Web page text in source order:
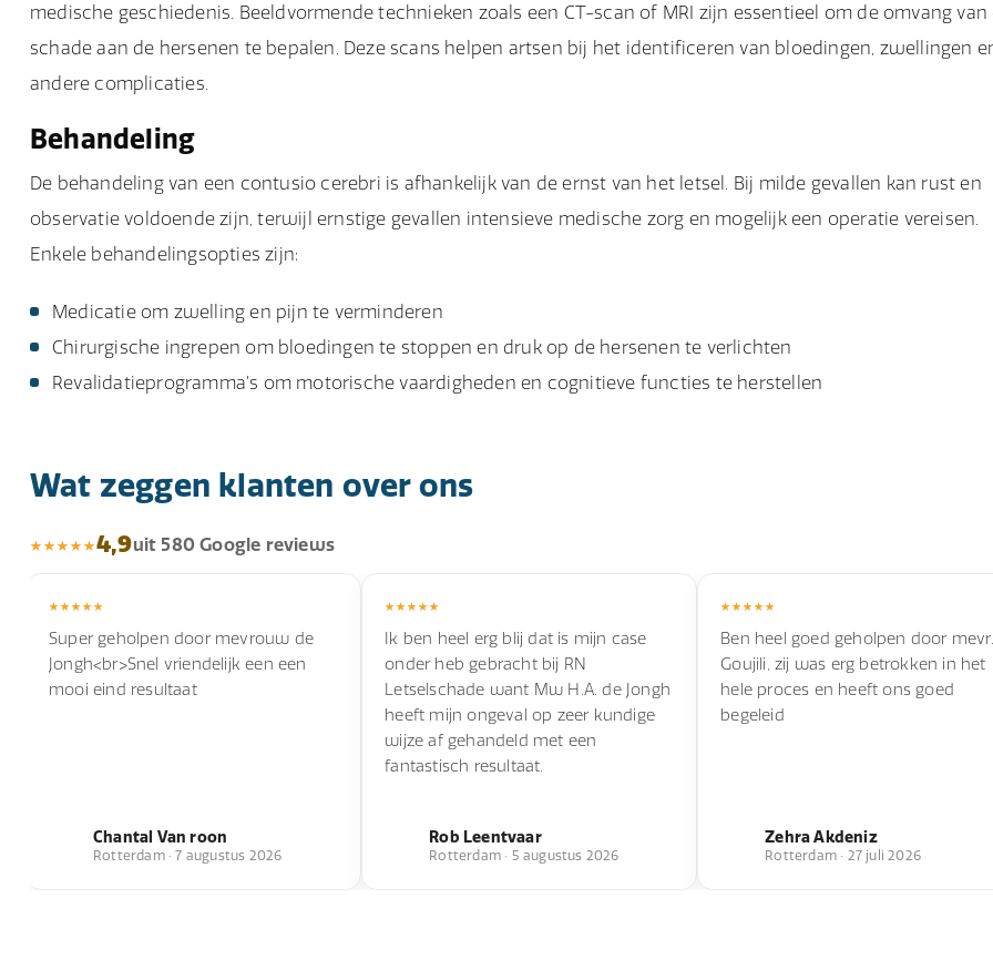
medische geschiedenis. Beeldvormende technieken zoals een CT-scan of MRI zijn essentieel om de omvang van
schade aan de hersenen te bepalen. Deze scans helpen artsen bij het identificeren van bloedingen, zwellingen
andere complicaties.
Behandeling
De behandeling van een contusio cerebri is afhankelijk van de ernst van het letsel. Bij milde gevallen kan rust en
observatie voldoende zijn, terwijl ernstige gevallen intensieve medische zorg en mogelijk een operatie vereisen.
Enkele behandelingsopties zijn:
Medicatie om zwelling en pijn te verminderen
Chirurgische ingrepen om bloedingen te stoppen en druk op de hersenen te verlichten
Revalidatieprogramma's om motorische vaardigheden en cognitieve functies te herstellen
Wat zeggen klanten over ons
4,9uit 580 Google reviews
Super geholpen door mevrouw de
Jongh<br>Snel vriendelijk een een
mooi eind resultaat
Chantal Van roon
Rotterdam · 7 augustus 2026
Ik ben heel erg blij dat is mijn case
onder heb gebracht bij RN
Letselschade want Mw H.A. de Jongh
heeft mijn ongeval op zeer kundige
wijze af gehandeld met een
fantastisch resultaat.
Rob Leentvaar
Rotterdam · 5 augustus 2026
Ben heel goed geholpen door mevr.
Goujili, zij was erg betrokken in het
hele proces en heeft ons goed
begeleid
Zehra Akdeniz
Rotterdam · 27 juli 2026